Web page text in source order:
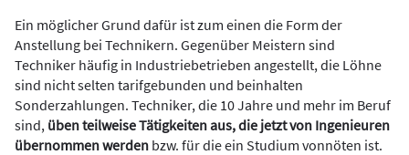
Ein möglicher Grund dafür ist zum einen die Form der
Anstellung bei Technikern. Gegenüber Meistern sind
Techniker häufig in Industriebetrieben angestellt, die Löhne
sind nicht selten tarifgebunden und beinhalten
Sonderzahlungen. Techniker, die 10 Jahre und mehr im Beruf
sind, üben teilweise Tätigkeiten aus, die jetzt von Ingenieuren
übernommen werden bzw. für die ein Studium vonnöten ist.